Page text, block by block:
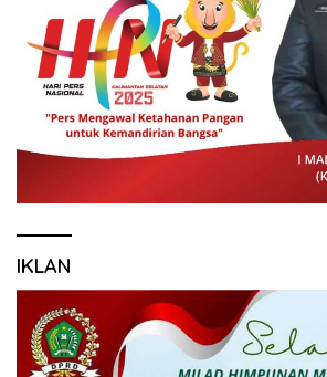
IKLAN